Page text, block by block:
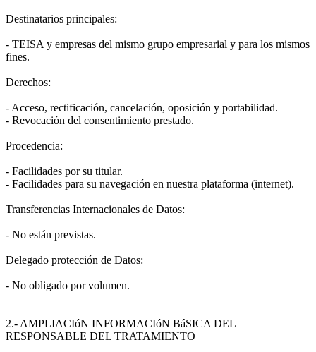
Destinatarios principales:
- TEISA y empresas del mismo grupo empresarial y para los mismos
fines.
Derechos:
- Acceso, rectificación, cancelación, oposición y portabilidad.
- Revocación del consentimiento prestado.
Procedencia:
- Facilidades por su titular.
- Facilidades para su navegación en nuestra plataforma (internet).
Transferencias Internacionales de Datos:
- No están previstas.
Delegado protección de Datos:
- No obligado por volumen.
2.- AMPLIACIóN INFORMACIóN BáSICA DEL
RESPONSABLE DEL TRATAMIENTO